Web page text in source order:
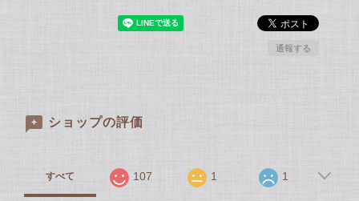
通報する
ショップの評価
すべて 107 1 1